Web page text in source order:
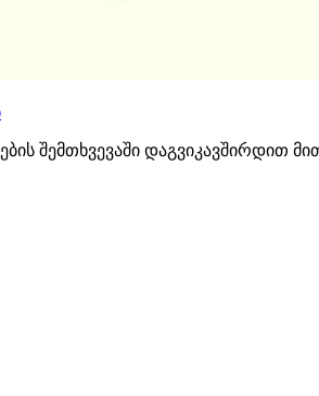
შემთხვევაში დაგვიკავშირდით